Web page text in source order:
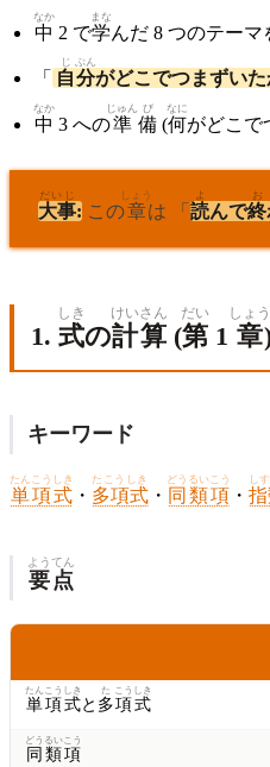
中
なか
2 で学
まな
んだ 8 つのテーマ
「 自
じ
分
ぶん
がどこでつまずいた
中
なか
3 への準
じゅん
備
び
(何
なに
がどこで
大事
だいじ
: この章
しょう
は 「 読
よ
んで終
お
1. 式
しき
の計算
けいさん
(第
だい
1 章
しょう
キーワード
単項式
たんこうしき
・ 多項式
たこうしき
・ 同類項
どうるいこう
・ 指
し
要点
ようてん
単
たん
項
こう
式
しき
と 多
た
項
こう
式
しき
同類項
どうるいこう